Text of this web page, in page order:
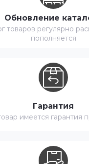
Обновление
товаров регулярно
пополняется
Гарантия
имеется гарантия